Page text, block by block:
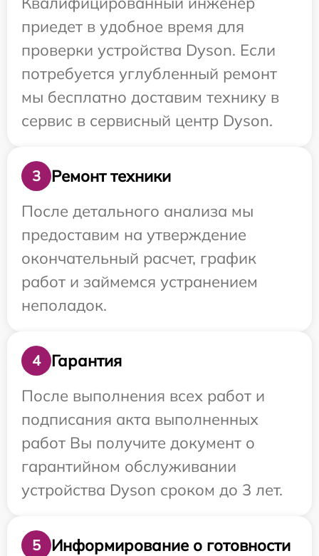
приедет в удобное время для
проверки устройства Dyson. Если
потребуется углубленный ремонт
мы бесплатно доставим технику в
сервис в сервисный центр Dyson.
3
Ремонт техники
После детального анализа мы
предоставим на утверждение
окончательный расчет, график
работ и займемся устранением
неполадок.
4
Гарантия
После выполнения всех работ и
подписания акта выполненных
работ Вы получите документ о
гарантийном обслуживании
устройства Dyson сроком до 3 лет.
5
Информирование о готовности